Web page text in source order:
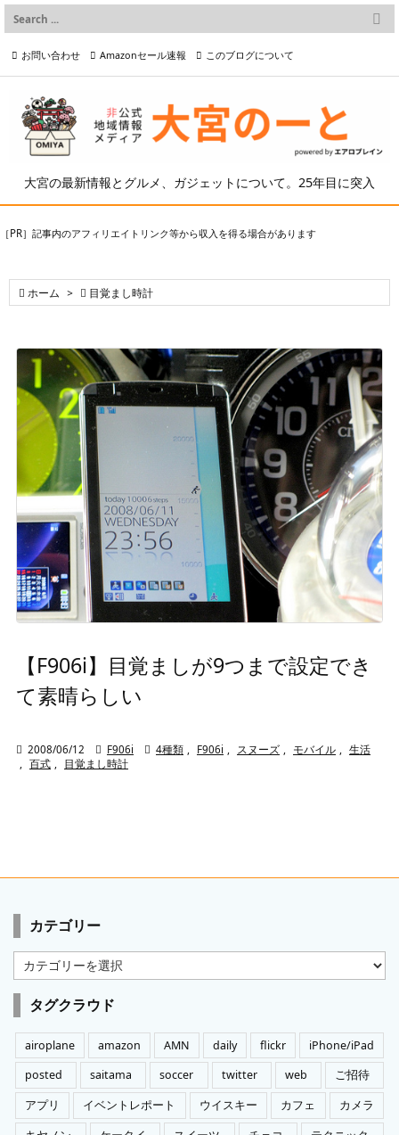
大宮の最新情報とグルメ、ガジェットについて。25年目に突入

メニュー

検索
お問い合わせ Amazonセール速報 このブログについて
プライバシーポリシー等
［PR］記事内のアフィリエイトリンク等から収入を得る場合があります
 ホーム >  目覚まし時計
【F906i】目覚ましが9つまで設定でき
て素晴らしい
 2008/06/12  F906i  4種類 , F906i , スヌーズ , モバイル , 生活
, 百式 , 目覚まし時計
カテゴリー
カ
テ
ゴ
リ
ー
タグクラウド
airoplane amazon AMN daily flickr
iPhone/iPad
posted
saitama soccer twitter web
ご招待
アプリ
イベントレポート ウイスキー カフェ
カメラ